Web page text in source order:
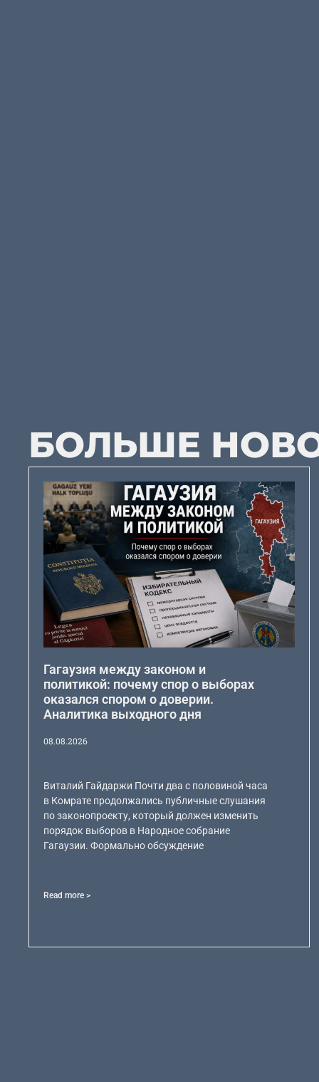
БОЛЬШЕ
Гагаузия между законом и
политикой: почему спор о выборах
оказался спором о доверии.
Аналитика выходного дня
08.08.2026
Виталий Гайдаржи Почти два с половиной часа
в Комрате продолжались публичные слушания
по законопроекту, который должен изменить
порядок выборов в Народное собрание
Гагаузии. Формально обсуждение
Read more >